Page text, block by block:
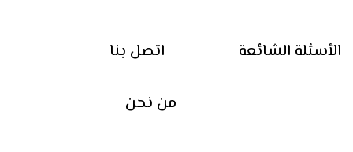
اتصل بنا الأسئلة الشائعة
من نحن